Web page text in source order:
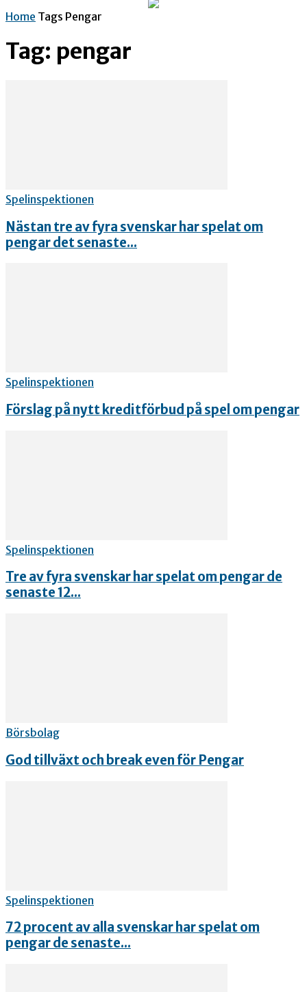
Home Tags Pengar
Tag: pengar
Spelinspektionen
Nästan tre av fyra svenskar har spelat om
pengar det senaste...
Spelinspektionen
Förslag på nytt kreditförbud på spel om pengar
Spelinspektionen
Tre av fyra svenskar har spelat om pengar de
senaste 12...
Börsbolag
God tillväxt och break even för Pengar
Spelinspektionen
72 procent av alla svenskar har spelat om
pengar de senaste...